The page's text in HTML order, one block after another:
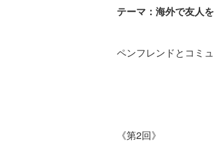
テーマ：海外で友人
ペンフレンドとコミ
《第2回》